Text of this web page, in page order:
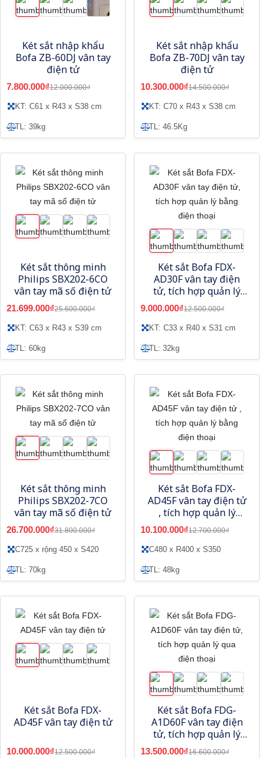
Két sắt nhập khẩu
Bofa ZB-60DJ vân tay
điện tử
7.800.000₫12.000.000₫
KT: C61 x R43 x S38 cm
TL: 39kg
Két sắt nhập khẩu
Bofa ZB-70DJ vân tay
điện tử
10.300.000₫14.500.000₫
KT: C70 x R43 x S38 cm
TL: 46.5Kg
Két sắt thông minh
Philips SBX202-6CO
vân tay mã số điện tử
21.699.000₫25.600.000₫
KT: C63 x R43 x S39 cm
TL: 60kg
Két sắt Bofa FDX-
AD30F vân tay điện
tử, tích hợp quản lý
bằng điện thoại
9.000.000₫12.500.000₫
KT: C33 x R40 x S31 cm
TL: 32kg
Két sắt thông minh
Philips SBX202-7CO
vân tay mã số điện tử
26.700.000₫31.800.000₫
C725 x rộng 450 x S420
TL: 70kg
Két sắt Bofa FDX-
AD45F vân tay điện tử
, tích hợp quản lý
bằng điện thoại
10.100.000₫12.700.000₫
C480 x R400 x S350
TL: 48kg
Két sắt Bofa FDX-
AD45F vân tay điện tử
10.000.000₫12.500.000₫
Két sắt Bofa FDG-
A1D60F vân tay điện
tử, tích hợp quản lý
qua điện thoại
13.500.000₫16.600.000₫